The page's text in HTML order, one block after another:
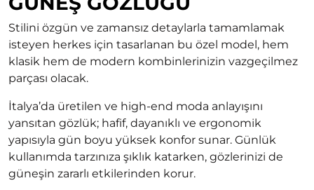
Stilini özgün ve zamansız detaylarla tamamlamak
isteyen herkes için tasarlanan bu özel model, hem
klasik hem de modern kombinlerinizin vazgeçilmez
parçası olacak.
İtalya’da üretilen ve high-end moda anlayışını
yansıtan gözlük; hafif, dayanıklı ve ergonomik
yapısıyla gün boyu yüksek konfor sunar. Günlük
kullanımda tarzınıza şıklık katarken, gözlerinizi de
güneşin zararlı etkilerinden korur.